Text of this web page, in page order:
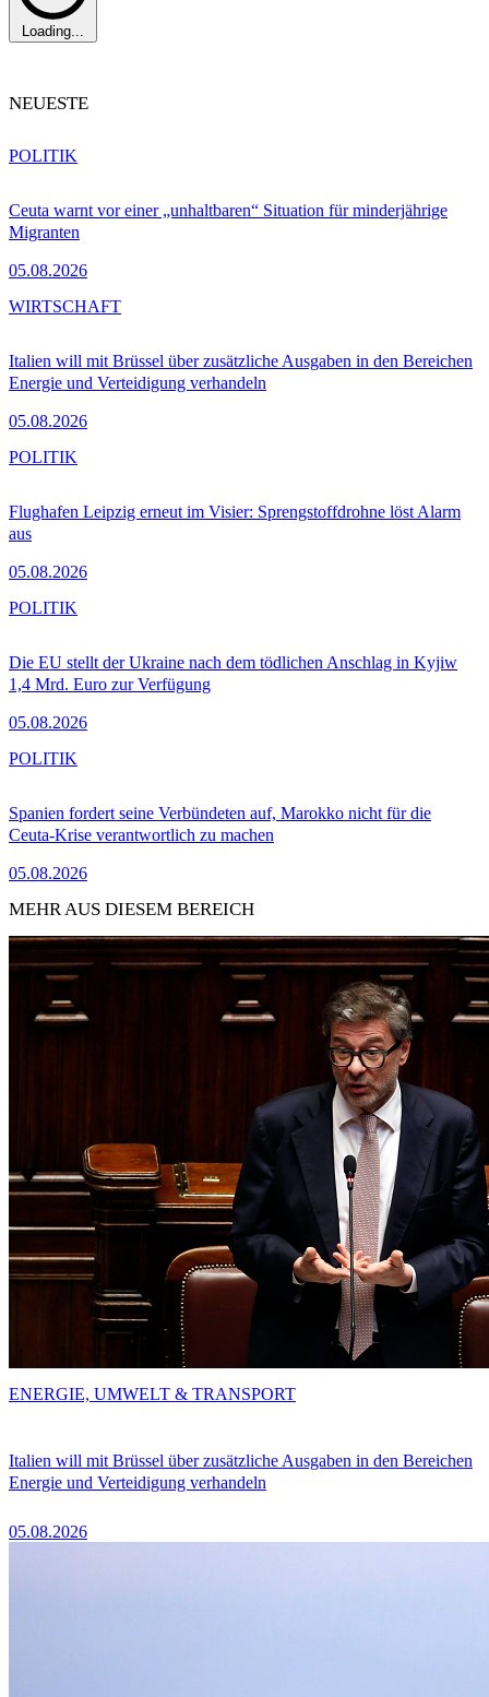
Loading...
NEUESTE
Ceuta warnt vor einer „unhaltbaren“ Situation für minderjährige
Migranten
05.08.2026
POLITIK
Italien will mit Brüssel über zusätzliche Ausgaben in den Bereichen
Energie und Verteidigung verhandeln
05.08.2026
WIRTSCHAFT
Flughafen Leipzig erneut im Visier: Sprengstoffdrohne löst Alarm
aus
05.08.2026
POLITIK
Die EU stellt der Ukraine nach dem tödlichen Anschlag in Kyjiw
1,4 Mrd. Euro zur Verfügung
05.08.2026
POLITIK
Spanien fordert seine Verbündeten auf, Marokko nicht für die
Ceuta-Krise verantwortlich zu machen
05.08.2026
POLITIK
MEHR AUS DIESEM BEREICH
Italien will mit Brüssel über zusätzliche Ausgaben in den Bereichen
Energie und Verteidigung verhandeln
05.08.2026
ENERGIE, UMWELT & TRANSPORT